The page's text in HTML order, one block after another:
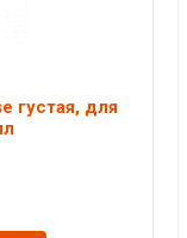
густая, для